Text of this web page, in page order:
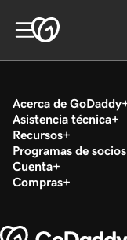
Acerca de GoDaddy
Asistencia técnica
Recursos
Programas de socios
Cuenta
Compras